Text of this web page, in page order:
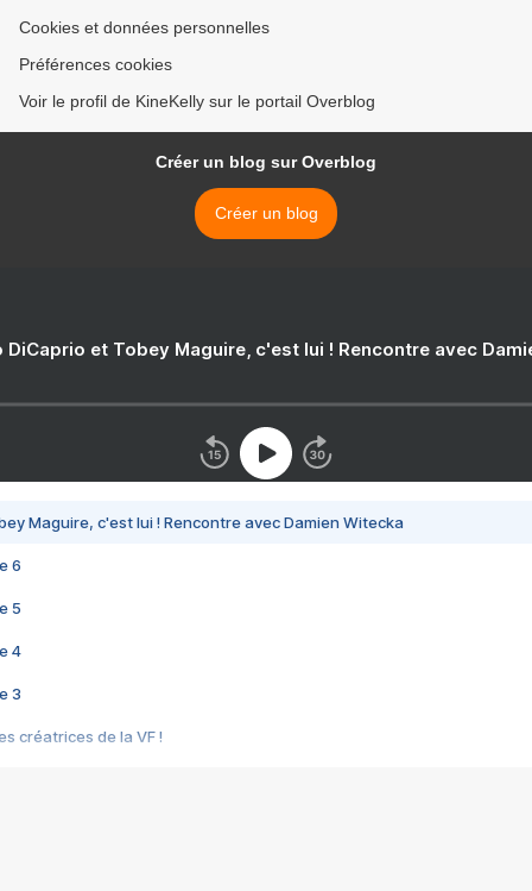
Cookies et données personnelles
Préférences cookies
Voir le profil de KineKelly sur le portail Overblog
Créer un blog sur Overblog
Créer un blog
DiCaprio et Tobey Maguire, c'est lui ! Rencontre avec
Maguire, c'est lui ! Rencontre avec Damien Witecka
6
5
4
3
créatrices de la VF !